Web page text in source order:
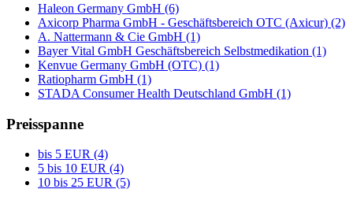
Haleon Germany GmbH (6)
Axicorp Pharma GmbH - Geschäftsbereich OTC (Axicur) (2)
A. Nattermann & Cie GmbH (1)
Bayer Vital GmbH Geschäftsbereich Selbstmedikation (1)
Kenvue Germany GmbH (OTC) (1)
Ratiopharm GmbH (1)
STADA Consumer Health Deutschland GmbH (1)
Preisspanne
bis 5 EUR (4)
5 bis 10 EUR (4)
10 bis 25 EUR (5)